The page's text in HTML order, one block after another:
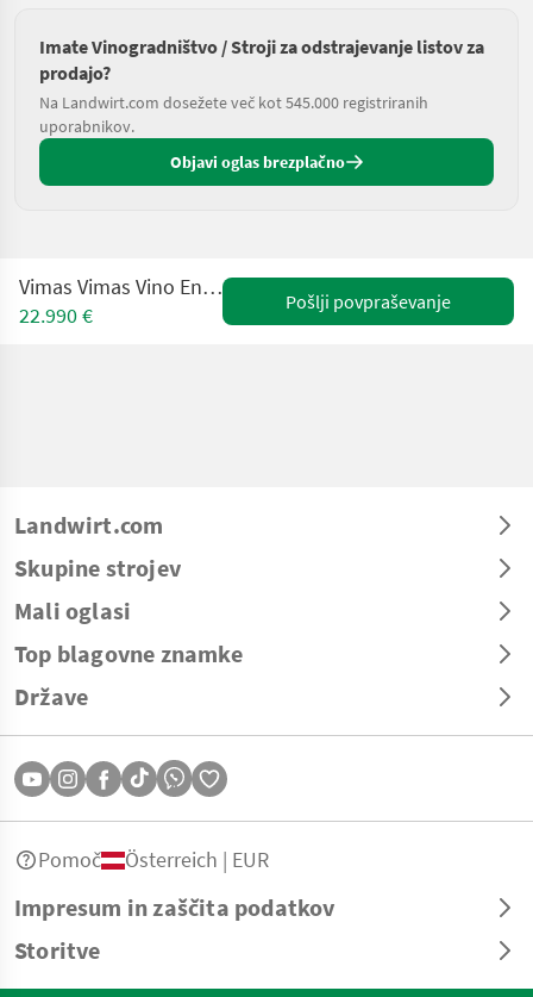
Imate Vinogradništvo / Stroji za odstrajevanje listov za
prodajo?
Na Landwirt.com dosežete več kot 545.000 registriranih
uporabnikov.
Objavi oglas brezplačno
Vimas Vimas Vino Entlaubungsmaschine
22.990 €
Pošlji povpraševanje
Landwirt.com
Skupine strojev
Mali oglasi
Top blagovne znamke
Države
Impresum in zaščita podatkov
Storitve
Pomoč Österreich | EUR